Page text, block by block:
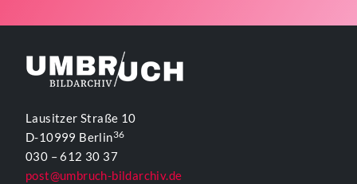
Lausitzer Straße 10
D-10999 Berlin36
030 – 612 30 37
post@umbruch-bildarchiv.de